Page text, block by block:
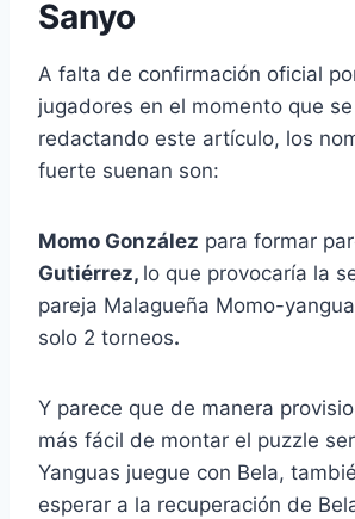
Sanyo
A falta de confirmación oficial
jugadores en el momento que
redactando este artículo, los
fuerte suenan son:
Momo González para formar
Gutiérrez, lo que provocaría la
pareja Malagueña Momo-
solo 2 torneos.
Y parece que de manera
más fácil de montar el puzzle
Yanguas juegue con Bela,
esperar a la recuperación de